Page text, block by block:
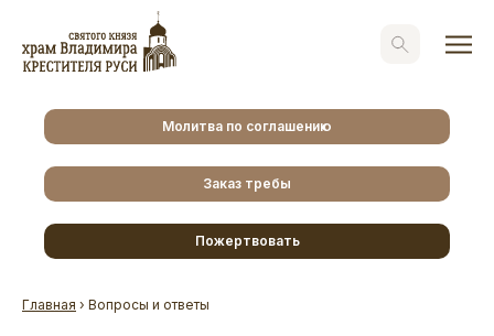
Молитва по соглашению
Заказ требы
Пожертвовать
Главная › Вопросы и ответы